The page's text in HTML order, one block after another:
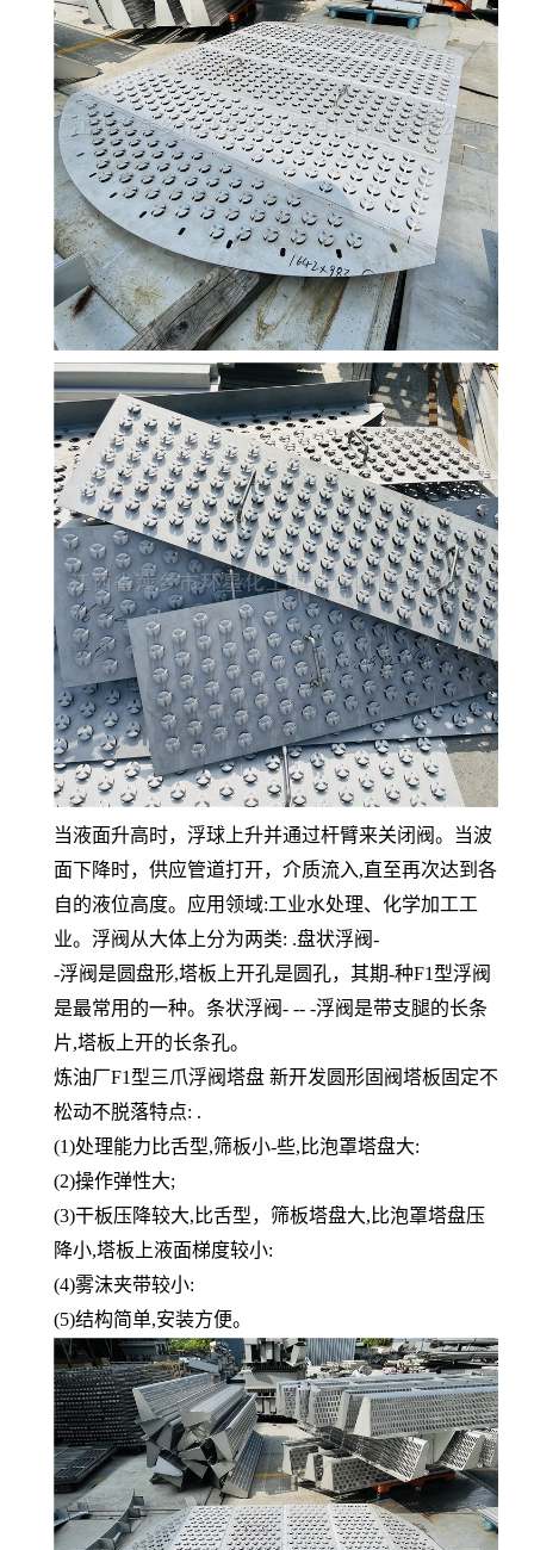
当液面升高时，浮球上升并通过杆臂来关闭阀。当波
面下降时，供应管道打开，介质流入,直至再次达到各
自的液位高度。应用领域:工业水处理、化学加工工
业。浮阀从大体上分为两类: .盘状浮阀-
-浮阀是圆盘形,塔板上开孔是圆孔，其期-种F1型浮阀
是最常用的一种。条状浮阀- -- -浮阀是带支腿的长条
片,塔板上开的长条孔。
炼油厂F1型三爪浮阀塔盘 新开发圆形固阀塔板固定不
松动不脱落特点: .
(1)处理能力比舌型,筛板小-些,比泡罩塔盘大:
(2)操作弹性大;
(3)干板压降较大,比舌型，筛板塔盘大,比泡罩塔盘压
降小,塔板上液面梯度较小:
(4)雾沫夹带较小:
(5)结构简单,安装方便。